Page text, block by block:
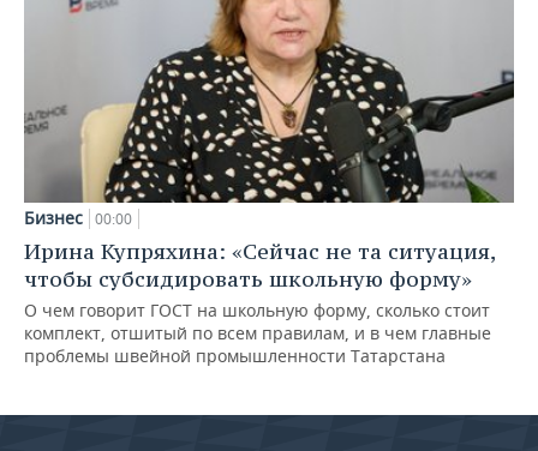
Бизнес 00:00
Ирина Купряхина: «Сейчас не та ситуация,
чтобы субсидировать школьную форму»
О чем говорит ГОСТ на школьную форму, сколько стоит
комплект, отшитый по всем правилам, и в чем главные
проблемы швейной промышленности Татарстана